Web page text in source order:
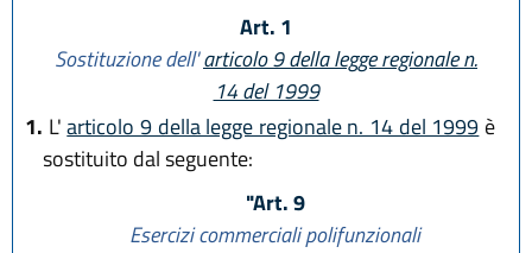
Art. 1
Sostituzione dell'articolo 9 della legge regionale n.
14 del 1999
1. L'articolo 9 della legge regionale n. 14 del 1999 è
sostituito dal seguente:
"Art. 9
Esercizi commerciali polifunzionali